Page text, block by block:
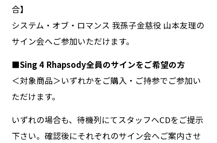
合】
システム・オブ・ロマンス 我孫子金慈役 山本友理の
サイン会へご参加いただけます。
■Sing 4 Rhapsody全員のサインをご希望の方
＜対象商品＞いずれかをご購入・ご持参でご参加い
ただけます。
いずれの場合も、待機列にてスタッフへCDをご提示
下さい。確認後にそれぞれのサイン会へご案内させ